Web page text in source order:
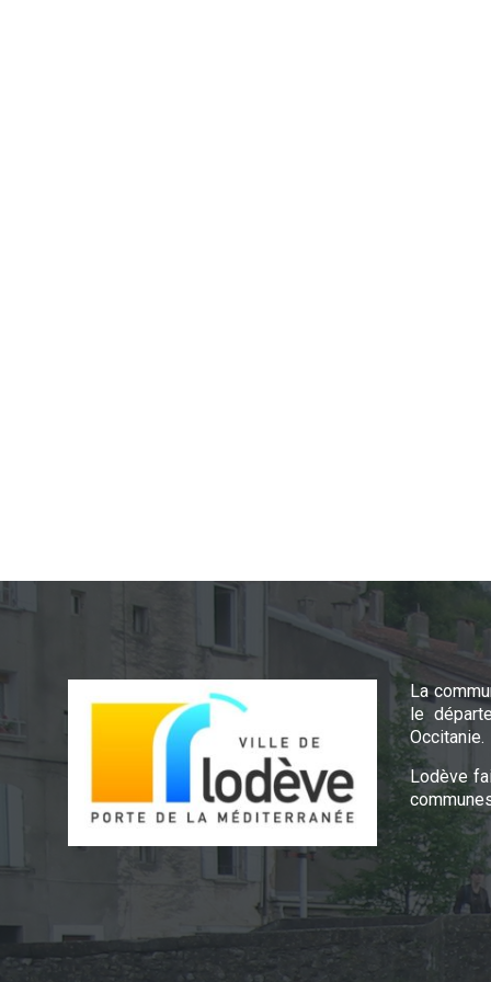
La
le
Occitanie.
Lodève